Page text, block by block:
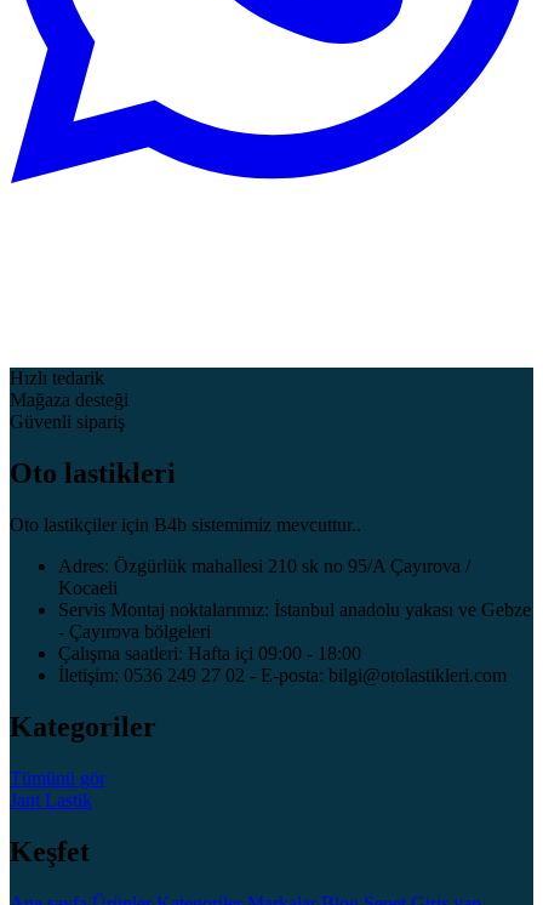
Hızlı tedarik
Mağaza desteği
Güvenli sipariş
Oto lastikleri
Oto lastikçiler için B4b sistemimiz mevcuttur..
Adres: Özgürlük mahallesi 210 sk no 95/A Çayırova /
Kocaeli
Servis Montaj noktalarımız: İstanbul anadolu yakası ve Gebze
- Çayırova bölgeleri
Çalışma saatleri: Hafta içi 09:00 - 18:00
İletişim: 0536 249 27 02 - E-posta: bilgi@otolastikleri.com
Kategoriler
Tümünü gör
Jant Lastik
Keşfet